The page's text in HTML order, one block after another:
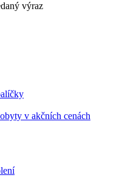
výraz
v akčních cenách